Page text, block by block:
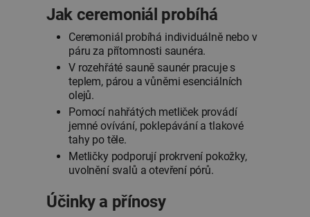
Jak ceremoniál probíhá
Ceremoniál probíhá individuálně nebo v
páru za přítomnosti saunéra.
V rozehřáté sauně saunér pracuje s
teplem, párou a vůněmi esenciálních
olejů.
Pomocí nahřátých metliček provádí
jemné ovívání, poklepávání a tlakové
tahy po těle.
Metličky podporují prokrvení pokožky,
uvolnění svalů a otevření pórů.
Účinky a přínosy